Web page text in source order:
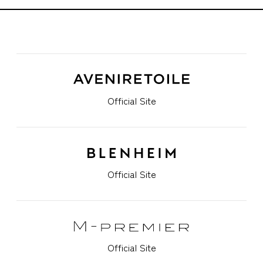
Official Site
Official Site
Official Site